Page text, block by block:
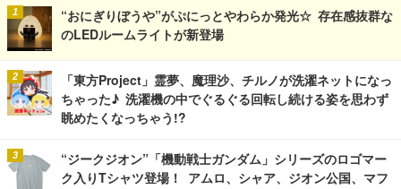
“おにぎりぼうや”がぷにっとやわらか発光☆ 存在感抜群な
のLEDルームライトが新登場
「東方Project」霊夢、魔理沙、チルノが洗濯ネットになっ
ちゃった♪ 洗濯機の中でぐるぐる回転し続ける姿を思わず
眺めたくなっちゃう!?
“ジークジオン”「機動戦士ガンダム」シリーズのロゴマー
ク入りTシャツ登場！ アムロ、シャア、ジオン公国、マフ